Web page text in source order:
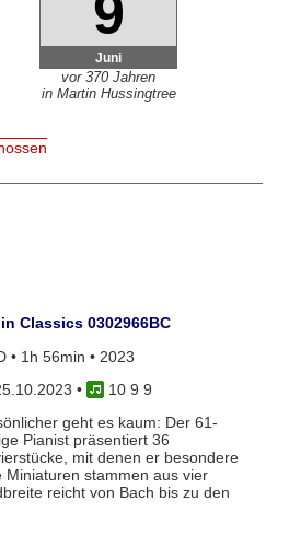
9
Juni
vor 370 Jahren
in Martin Hussingtree
Classics 0302966BC
• 1h 56min • 2023
•
10 9 9
geht es kaum: Der 61-
Pianist präsentiert 36
mit denen er besondere
Miniaturen stammen aus vier
reicht von Bach bis zu den